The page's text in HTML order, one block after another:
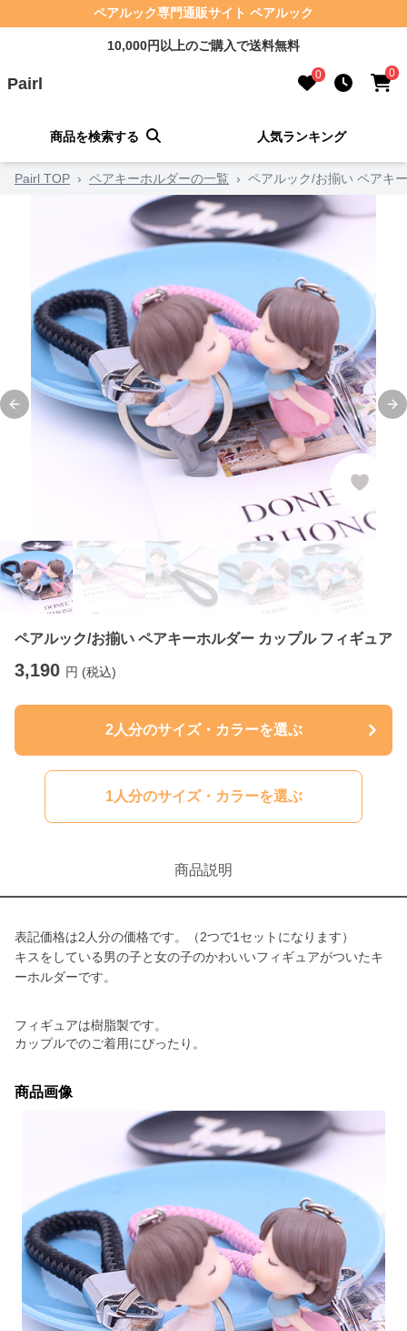
ペアルック専門通販サイト ペアルック
10,000円以上のご購入で送料無料
Pairl 0 0
商品を検索する 人気ランキング
Pairl TOP › ペアキーホルダーの一覧 › ペアルック/お揃い ペアキ
Previous slide
ペアルック/お揃い ペアキーホルダー カップル フィギュア
3,190 円 (税込)
2人分のサイズ・カラーを選ぶ
1人分のサイズ・カラーを選ぶ
商品説明
表記価格は2人分の価格です。（2つで1セットになります）
キスをしている男の子と女の子のかわいいフィギュアがついたキ
ーホルダーです。
フィギュアは樹脂製です。
カップルでのご着用にぴったり。
商品画像